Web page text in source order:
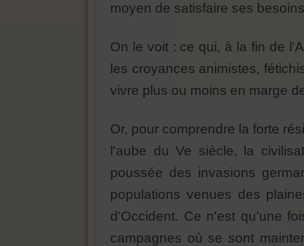
moyen de satisfaire ses
On le voit : ce qui, à la fin de
les croyances animistes,
vivre plus ou moins en marge
Or, pour comprendre la forte
l'aube du Ve siècle, la
poussée des invasions
populations venues des
d'Occident. Ce n'est qu'une
campagnes où se sont